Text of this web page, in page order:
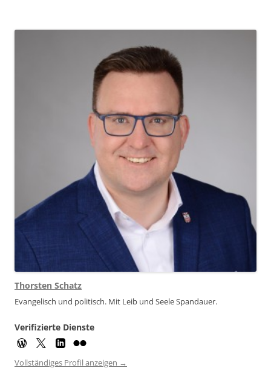
Thorsten Schatz
Evangelisch und politisch. Mit Leib und Seele Spandauer.
Verifizierte Dienste
Vollständiges Profil anzeigen →